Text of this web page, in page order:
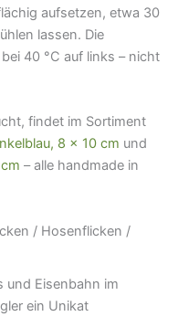
aufsetzen, etwa 30
lassen. Die
40 °C auf links – nicht
findet im Sortiment
8 × 10 cm und
– alle handmade in
/ Hosenflicken /
und Eisenbahn im
ein Unikat